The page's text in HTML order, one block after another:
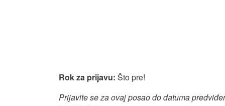
Rok za prijavu: Što pre!
Prijavite se za ovaj posao do datuma